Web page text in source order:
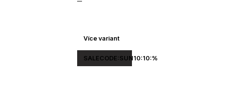
Více variant
SALECODE:SUN10:10:%